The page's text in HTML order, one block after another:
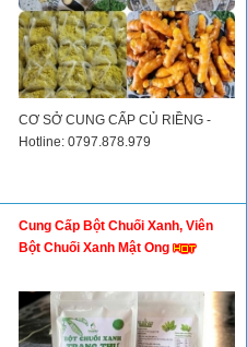
CƠ SỞ CUNG CẤP CỦ RIỀNG -
Hotline: 0797.878.979
Cung Cấp Bột Chuối Xanh, Viên
Bột Chuối Xanh Mật Ong